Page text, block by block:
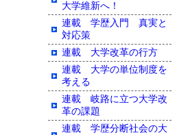
大学維新へ！
連載 学歴入門 真実と
対応策
連載 大学改革の行方
連載 大学の単位制度を
考える
連載 岐路に立つ大学改
革の課題
連載 学歴分断社会の大